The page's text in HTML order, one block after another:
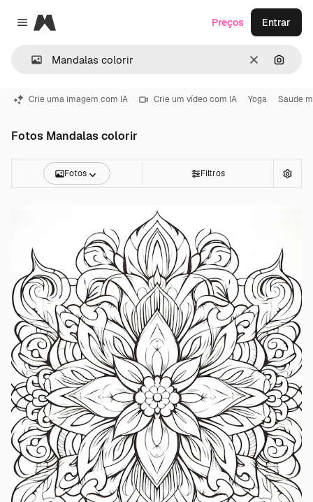
Close menu
Magnific
Limpar
Preços Entrar
Crie uma imagem com IA Crie um vídeo com IA Yoga Saude
Fotos Mandalas colorir
Fotos Filtros